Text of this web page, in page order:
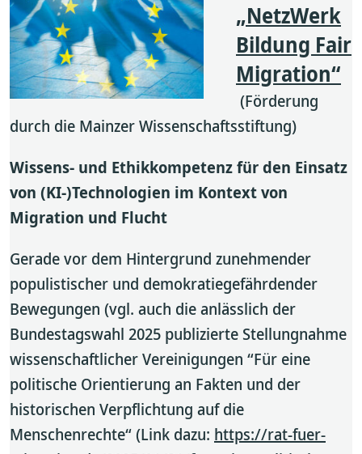
„NetzWerk
Bildung Fair
Migration“
(Förderung
durch die Mainzer Wissenschaftsstiftung)
Wissens- und Ethikkompetenz für den Einsatz
von (KI-)Technologien im Kontext von
Migration und Flucht
Gerade vor dem Hintergrund zunehmender
populistischer und demokratiegefährdender
Bewegungen (vgl. auch die anlässlich der
Bundestagswahl 2025 publizierte Stellungnahme
wissenschaftlicher Vereinigungen “Für eine
politische Orientierung an Fakten und der
historischen Verpflichtung auf die
Menschenrechte“ (Link dazu: https://rat-fuer-